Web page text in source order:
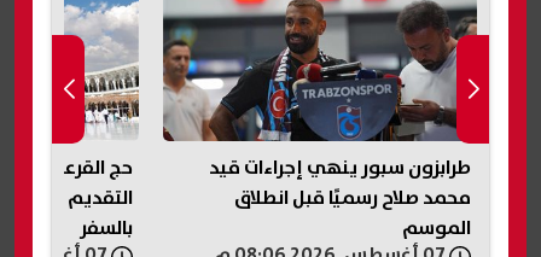
طرابزون سبور ينهي إجراءات قيد
محمد صلاح رسميًا قبل انطلاق
الموسم
التقديم
بالسفر